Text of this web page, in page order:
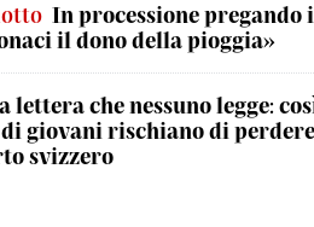
In processione pregando
il dono della pioggia»
lettera che nessuno legge:
giovani rischiano di
svizzero